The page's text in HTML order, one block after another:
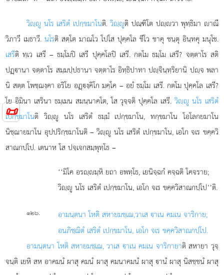
📜
วิฺู นโร เสริตํ เปกฺขมาโนติ.วิฺูติ ปณฺฑิโต ปฺวา พุทฺธิมา าณี
วิภาวี เมธาวี.นโรติ สตฺโต มาณโว โปโส ปุคฺคโล ชีโว ชาคุ ชนฺตุ อินฺทคุ มนุโช.
เสรีติ ทฺเว เสรี – ธมฺโมปิ เสรี ปุคฺคโลปิ เสรี. กตโม ธมฺโม เสรี? จตฺตาโร สติ
ปฏฺานา จตฺตาโร สมฺมปฺปธานา จตฺตาโร อิทฺธิปาทา ปฺจินฺทฺริยานิ ปฺจ พลา
นิ สตฺต โพชฺฌงฺคา อริโย อฏฺงฺคิโก มคฺโค – อยํ ธมฺโม เสรี. กตโม ปุคฺคโล เสรี?
โย อิมินา เสรินา ธมฺเมน สมนฺนาคโต, โสวุจฺจติ ปุคฺคโล เสรี.วิฺู นโร เสริตํ
เปกฺขมาโนติ วิฺู นโร เสริตํ ธมฺมํ เปกฺขมาโน, ทกฺขมาโน โอโลกยมาโน
นิชฺฌายมาโน อุปปริกฺขมาโนติ – วิฺู นโร เสริตํ เปกฺขมาโน, เอโก จเร ขคฺควิ
สาณกปฺโป. เตนาห โส ปจฺเจกสมฺพุทฺโธ –
‘‘มิโค อรฺมฺหิ ยถา อพทฺโธ, เยนิจฺฉกํ คจฺฉติ โคจราย;
วิฺู นโร เสริตํ เปกฺขมาโน, เอโก จเร ขคฺควิสาณกปฺโป’’ติ.
๑๒๖. อามนฺตนา โหติ สหายมชฺเฌ,วาเส าเน คมเน จาริกาย;
อนภิชฺฌิตํ เสริตํ เปกฺขมาโน, เอโก จเร ขคฺควิสาณกปฺโป.
อามนฺตนา โหติ สหายมชฺเฌ, วาเส าเน คมเน จาริกายาติ สหายา วุจฺ
จนฺติ เยหิ สห อาคมนํ ผาสุ คมนํ ผาสุ คมนาคมนํ ผาสุ านํ ผาสุ นิสชฺชนํ ผาสุ